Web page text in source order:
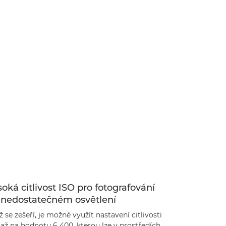
citlivost ISO pro fotografování
osvětlení
se zešeří, je možné využít nastavení citlivosti